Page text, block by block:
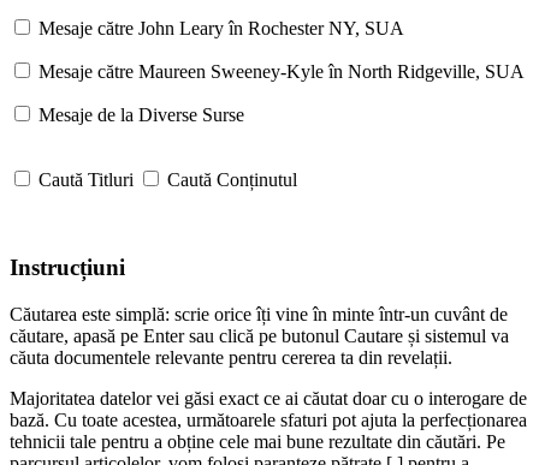
Mesaje către John Leary în Rochester NY, SUA
Mesaje către Maureen Sweeney-Kyle în North Ridgeville, SUA
Mesaje de la Diverse Surse
Caută Titluri Caută Conținutul
Instrucțiuni
Căutarea este simplă: scrie orice îți vine în minte într-un cuvânt de
căutare, apasă pe Enter sau clică pe butonul Cautare și sistemul va
căuta documentele relevante pentru cererea ta din revelații.
Majoritatea datelor vei găsi exact ce ai căutat doar cu o interogare de
bază. Cu toate acestea, următoarele sfaturi pot ajuta la perfecționarea
tehnicii tale pentru a obține cele mai bune rezultate din căutări. Pe